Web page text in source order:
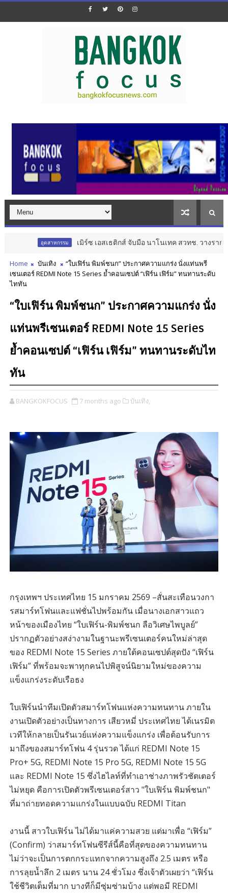
เมิร์ซ เอสเธติกส์ จับมือ นาโนเทค สวทช. วางรากฐาน
Home บันเทิง
“ใบเฟิร์น พิมพ์ชนก” ประกาศความแกร่ง นั่งแท่นพรี
เซนเตอร์ REDMI Note 15 Series ย้ำคอนเซปต์ “เฟิร์น เฟิร์ม” ทนทานระดับ
ไททัน
“ใบเฟิร์น พิมพ์ชนก” ประกาศความแกร่ง นั่ง
แท่นพรีเซนเตอร์ REDMI Note 15 Series
ย้ำคอนเซปต์ “เฟิร์น เฟิร์ม” ทนทานระดับไท
ทัน
BANGKOKFOCUS 7 months ago บันเทิง,
กรุงเทพฯ ประเทศไทย 15 มกราคม 2569 –สั่นสะเทือนวงกา
รสมาร์ทโฟนและแฟชั่นไปพร้อมกัน เมื่อนางเอกสาวแถว
หน้าของเมืองไทย “ใบเฟิร์น-พิมพ์ชนก ลือวิเศษไพบูลย์”
ปรากฏตัวอย่างสง่างามในฐานะพรีเซนเตอร์คนใหม่ล่าสุด
ของ REDMI Note 15 Series ภายใต้คอนเซปต์สุดปัง “เฟิร์น
เฟิร์ม” ที่พร้อมจะพาทุกคนไปพิสูจน์นิยามใหม่ของความ
แข็งแกร่งระดับเรือธง
ใบเฟิร์นนำทีมเปิดตัวสมาร์ทโฟนแห่งความทนทาน ภายใน
งานเปิดตัวอย่างเป็นทางการ เสียวหมี่ ประเทศไทย ได้เนรมิต
เวทีให้กลายเป็นรันเวย์แห่งความแข็งแกร่ง เพื่อต้อนรับการ
มาถึงของสมาร์ทโฟน 4 รุ่นรวด ได้แก่ REDMI Note 15
Pro+ 5G, REDMI Note 15 Pro 5G, REDMI Note 15 5G
และ REDMI Note 15 ซึ่งไฮไลท์ที่ทำเอาช่างภาพรัวชัตเตอร์
ไม่หยุด คือการเปิดตัวพรีเซนเตอร์สาว "ใบเฟิร์น พิมพ์ชนก"
ที่มาถ่ายทอดความแกร่งในแบบฉบับ REDMI Titan
งานนี้ สาวใบเฟิร์น ไม่ได้มาแค่ความสวย แต่มาเพื่อ “เฟิร์ม”
(Confirm) ว่าสมาร์ทโฟนซีรีส์นี้คือที่สุดของความทนทาน
ไม่ว่าจะเป็นการตกกระแทกจากความสูงถึง 2.5 เมตร หรือ
การลุยน้ำลึก 2 เมตร นาน 24 ชั่วโมง ซึ่งเจ้าตัวเผยว่า “เฟิร์น
ใช้ชีวิตเต็มที่มาก บางทีก็มีซุ่มซ่ามบ้าง แต่พอมี REDMI